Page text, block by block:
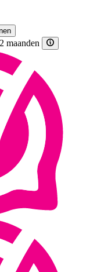
maanden